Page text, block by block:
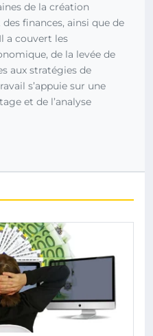
de la création
finances, ainsi que de
a couvert les
de la levée de
aux stratégies de
s’appuie sur une
et de l’analyse